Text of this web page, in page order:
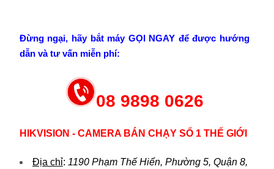
Đừng ngại, hãy bắt máy GỌI NGAY để được hướng
dẫn và tư vấn miễn phí:
08 9898 0626
HIKVISION - CAMERA BÁN CHẠY SỐ 1 THẾ GIỚI
Địa chỉ: 1190 Phạm Thế Hiển, Phường 5, Quận 8,